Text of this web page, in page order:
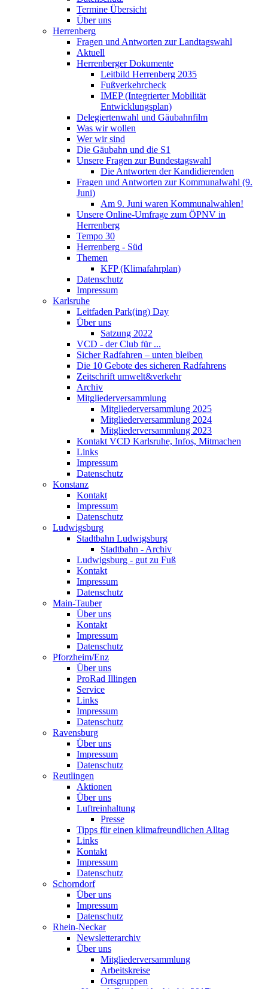
Termine Übersicht
Über uns
Herrenberg
Fragen und Antworten zur Landtagswahl
Aktuell
Herrenberger Dokumente
Leitbild Herrenberg 2035
Fußverkehrcheck
IMEP (Integrierter Mobilität
Entwicklungsplan)
Delegiertenwahl und Gäubahnfilm
Was wir wollen
Wer wir sind
Die Gäubahn und die S1
Unsere Fragen zur Bundestagswahl
Die Antworten der Kandidierenden
Fragen und Antworten zur Kommunalwahl (9.
Juni)
Am 9. Juni waren Kommunalwahlen!
Unsere Online-Umfrage zum ÖPNV in
Herrenberg
Tempo 30
Herrenberg - Süd
Themen
KFP (Klimafahrplan)
Datenschutz
Impressum
Karlsruhe
Leitfaden Park(ing) Day
Über uns
Satzung 2022
VCD - der Club für ...
Sicher Radfahren – unten bleiben
Die 10 Gebote des sicheren Radfahrens
Zeitschrift umwelt&verkehr
Archiv
Mitgliederversammlung
Mitgliederversammlung 2025
Mitgliederversammlung 2024
Mitgliederversammlung 2023
Kontakt VCD Karlsruhe, Infos, Mitmachen
Links
Impressum
Datenschutz
Konstanz
Kontakt
Impressum
Datenschutz
Ludwigsburg
Stadtbahn Ludwigsburg
Stadtbahn - Archiv
Ludwigsburg - gut zu Fuß
Kontakt
Impressum
Datenschutz
Main-Tauber
Über uns
Kontakt
Impressum
Datenschutz
Pforzheim/Enz
Über uns
ProRad Illingen
Service
Links
Impressum
Datenschutz
Ravensburg
Über uns
Impressum
Datenschutz
Reutlingen
Aktionen
Über uns
Luftreinhaltung
Presse
Tipps für einen klimafreundlichen Alltag
Links
Kontakt
Impressum
Datenschutz
Schorndorf
Über uns
Impressum
Datenschutz
Rhein-Neckar
Newsletterarchiv
Über uns
Mitgliederversammlung
Arbeitskreise
Ortsgruppen